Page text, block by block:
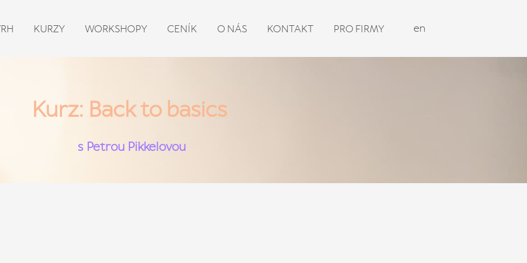
KURZY WORKSHOPY CENÍK O NÁS KONTAKT PRO FIRMY cs
en
Kurz: Back to basics
s Petrou Pikkelovou